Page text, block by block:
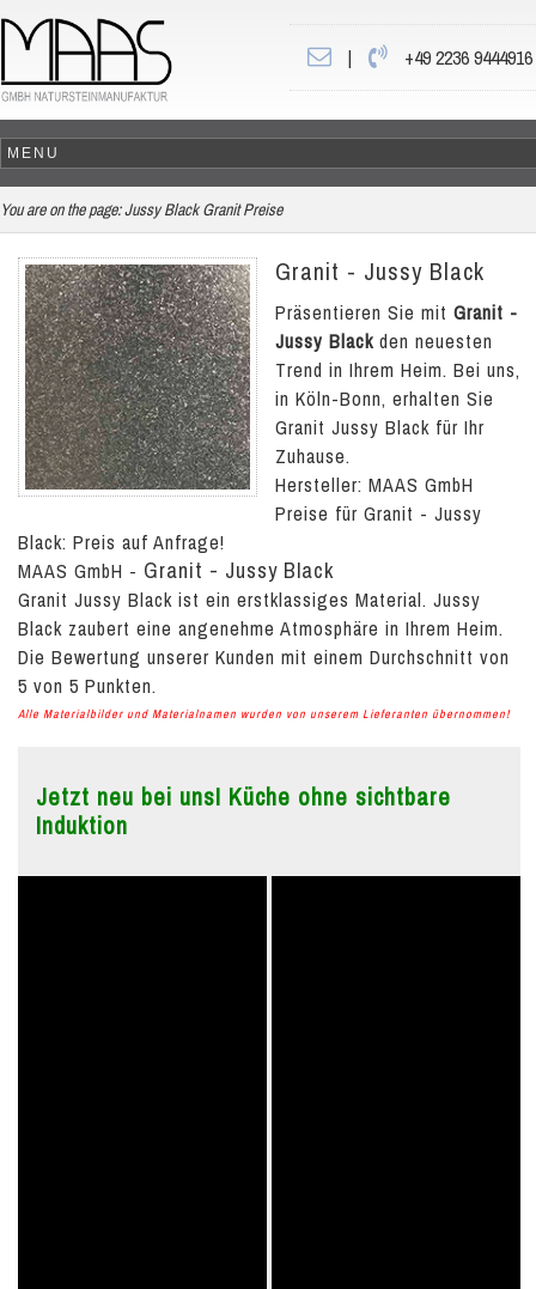
| +49 2236 9444916
You are on the page:Jussy Black Granit Preise
Granit - Jussy Black
Präsentieren Sie mit Granit -
Jussy Black den neuesten
Trend in Ihrem Heim. Bei uns,
in Köln-Bonn, erhalten Sie
Granit Jussy Black für Ihr
Zuhause.
Hersteller: MAAS GmbH
Preise für Granit - Jussy
Black: Preis auf Anfrage!
MAAS GmbH - Granit - Jussy Black
Granit Jussy Black ist ein erstklassiges Material. Jussy
Black zaubert eine angenehme Atmosphäre in Ihrem Heim.
Die Bewertung unserer Kunden mit einem Durchschnitt von
5 von 5 Punkten.
Alle Materialbilder und Materialnamen wurden von unserem Lieferanten übernommen!
Jetzt neu bei uns! Küche ohne sichtbare
Induktion